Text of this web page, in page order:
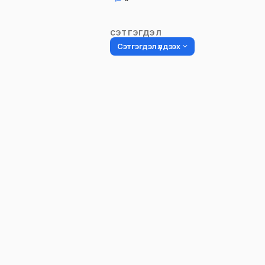
СЭТГЭГДЭЛ
Сэтгэгдэл үлдээх